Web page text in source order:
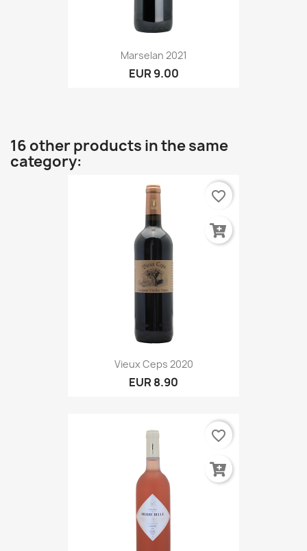
Marselan 2021
EUR 9.00
16 other products in the same
category:
Vieux Ceps 2020
EUR 8.90
favorite_border
favorite_border